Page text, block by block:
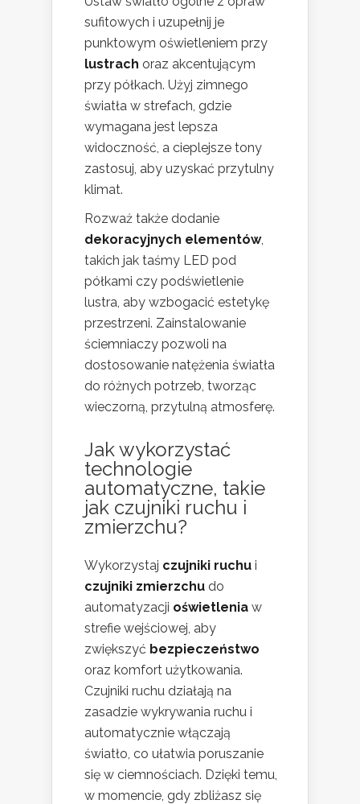
sufitowych i uzupełnij je
punktowym oświetleniem przy
lustrach oraz akcentującym
przy półkach. Użyj zimnego
światła w strefach, gdzie
wymagana jest lepsza
widoczność, a cieplejsze tony
zastosuj, aby uzyskać przytulny
klimat.
Rozważ także dodanie
dekoracyjnych elementów,
takich jak taśmy LED pod
półkami czy podświetlenie
lustra, aby wzbogacić estetykę
przestrzeni. Zainstalowanie
ściemniaczy pozwoli na
dostosowanie natężenia światła
do różnych potrzeb, tworząc
wieczorną, przytulną atmosferę.
Jak wykorzystać
technologie
automatyczne, takie
jak czujniki ruchu i
zmierzchu?
Wykorzystaj czujniki ruchu i
czujniki zmierzchu do
automatyzacji oświetlenia w
strefie wejściowej, aby
zwiększyć bezpieczeństwo
oraz komfort użytkowania.
Czujniki ruchu działają na
zasadzie wykrywania ruchu i
automatycznie włączają
światło, co ułatwia poruszanie
się w ciemnościach. Dzięki temu,
w momencie, gdy zbliżasz się